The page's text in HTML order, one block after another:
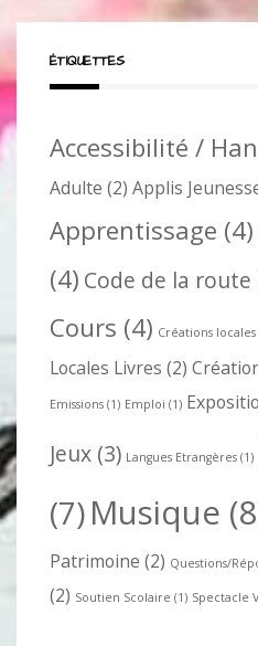
ÉTIQUETTES
Accessibilité /
Adulte (2) Applis
Apprentissage (4)
(4) Code de la route
Cours (4) Créations
Locales Livres (2)
Emissions (1) Emploi (1)
Jeux (3) Langues Etrangères (1)
(7)Musique
Patrimoine (2) Questions/
(2) Soutien Scolaire (1) Spectacle